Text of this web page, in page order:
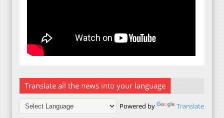
Translate all the news into your language
Powered by Translate